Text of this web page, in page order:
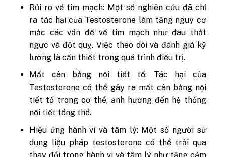
Rủi ro về tim mạch: Một số nghiên cứu đã chỉ
ra tác hại của Testosterone làm tăng nguy cơ
mắc các vấn đề về tim mạch như đau thắt
ngực và đột quỵ. Việc theo dõi và đánh giá kỹ
lưỡng là cần thiết trong quá trình điều trị.
Mất cân bằng nội tiết tố: Tác hại của
Testosterone có thể gây ra mất cân bằng nội
tiết tố trong cơ thể, ảnh hưởng đến hệ thống
nội tiết tổng thể.
Hiệu ứng hành vi và tâm lý: Một số người sử
dụng liệu pháp testosterone có thể trải qua